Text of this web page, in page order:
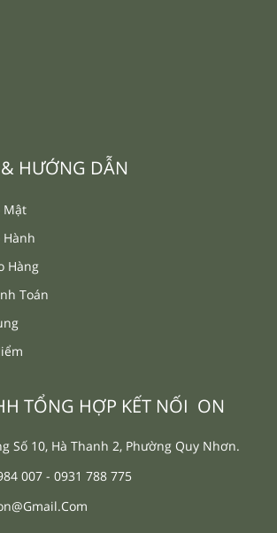
TỔNG HỢP KẾT NỐI ON
Số 10, Hà Thanh 2, Phường Quy Nhơn.
007 - 0931 788 775
HƯỚNG DẪN
Mật
Hành
Hàng
Toán